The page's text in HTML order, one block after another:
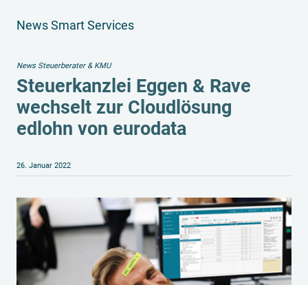
News Smart Services
News Steuerberater & KMU
Steuerkanzlei Eggen & Rave
wechselt zur Cloudlösung
edlohn von eurodata
26. Januar 2022